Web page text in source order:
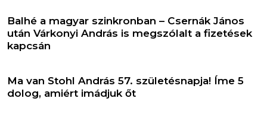
Balhé a magyar szinkronban – Csernák János
után Várkonyi András is megszólalt a fizetések
kapcsán
Ma van Stohl András 57. születésnapja! Íme 5
dolog, amiért imádjuk őt